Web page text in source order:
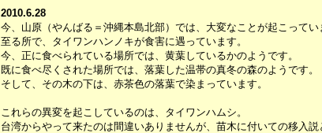
2010.6.28
今、山原（やんばる＝沖縄本島北部）では、大変なことが起こってい
至る所で、タイワンハンノキが食害に遇っています。
今、正に食べられている場所では、黄葉しているかのようです。
既に食べ尽くされた場所では、落葉した温帯の真冬の森のようです。
そして、その木の下は、赤茶色の落葉で染まっています。
これらの異変を起こしているのは、タイワンハムシ。
台湾からやって来たのは間違いありませんが、苗木に付いての移入説